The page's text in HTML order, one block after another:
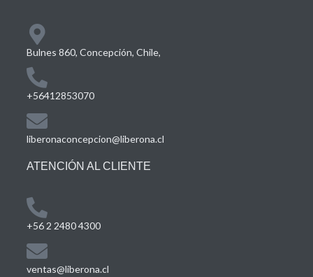
Bulnes 860, Concepción, Chile,
+56412853070
liberonaconcepcion@liberona.cl
ATENCIÓN AL CLIENTE
+56 2 2480 4300
ventas@liberona.cl